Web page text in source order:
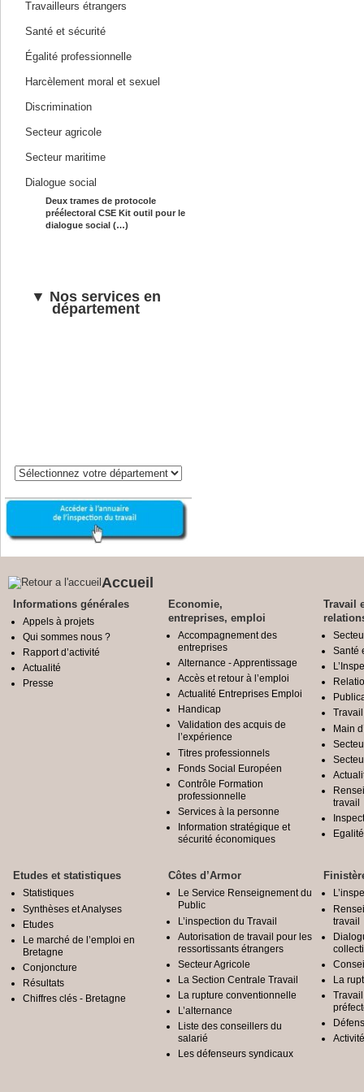
Travailleurs étrangers
Santé et sécurité
Égalité professionnelle
Harcèlement moral et sexuel
Discrimination
Secteur agricole
Secteur maritime
Dialogue social
Deux trames de protocole
préélectoral CSE Kit outil pour le
dialogue social (…)
▼ Nos services en
département
Accueil
Informations générales
Appels à projets
Qui sommes nous ?
Rapport d’activité
Actualité
Presse
Economie,
entreprises, emploi
Accompagnement des
entreprises
Alternance - Apprentissage
Accès et retour à l’emploi
Actualité Entreprises Emploi
Handicap
Validation des acquis de
l’expérience
Titres professionnels
Fonds Social Européen
Contrôle Formation
professionnelle
Services à la personne
Information stratégique et
sécurité économiques
Travail
Santé
Main
travail
Etudes et statistiques
Statistiques
Synthèses et Analyses
Etudes
Le marché de l’emploi en
Bretagne
Conjoncture
Résultats
Chiffres clés - Bretagne
Côtes d’Armor
Le Service Renseignement du
Public
L’inspection du Travail
Autorisation de travail pour les
ressortissants étrangers
Secteur Agricole
La Section Centrale Travail
La rupture conventionnelle
L’alternance
Liste des conseillers du
salarié
Les défenseurs syndicaux
travail
La